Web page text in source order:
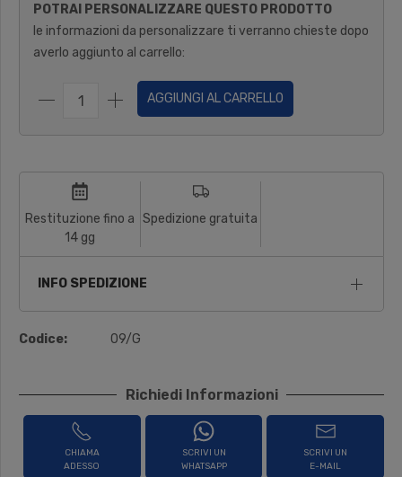
POTRAI PERSONALIZZARE QUESTO PRODOTTO
le informazioni da personalizzare ti verranno chieste dopo
averlo aggiunto al carrello:
AGGIUNGI AL CARRELLO
Restituzione fino a
14 gg
Spedizione gratuita
INFO SPEDIZIONE
Codice: 09/G
Richiedi Informazioni
CHIAMA
ADESSO
SCRIVI UN
WHATSAPP
SCRIVI UN
E-MAIL